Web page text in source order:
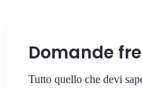
Domande
Tutto quello che devi